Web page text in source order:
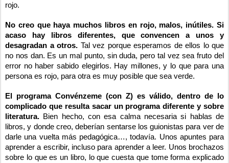
rojo.
No creo que haya muchos libros en rojo, malos, inútiles. Si
acaso hay libros diferentes, que convencen a unos y
desagradan a otros. Tal vez porque esperamos de ellos lo que
no nos dan. Es un mal punto, sin duda, pero tal vez sea fruto del
error no haber sabido elegirlos. Hay millones, y lo que para una
persona es rojo, para otra es muy posible que sea verde.
El programa Convénzeme (con Z) es válido, dentro de lo
complicado que resulta sacar un programa diferente y sobre
literatura. Bien hecho, con esa calma necesaria si hablas de
libros, y donde creo, deberían sentarse los guionistas para ver de
darle una vuelta más pedagógica…, todavía. Unos apuntes para
aprender a escribir, incluso para aprender a leer. Unos brochazos
sobre lo que es un libro, lo que cuesta que tome forma explicado